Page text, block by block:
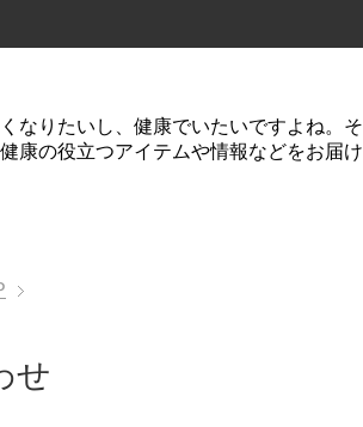
なりたいし、健康でいたいですよね。そ
康の役立つアイテムや情報などをお届け
せ